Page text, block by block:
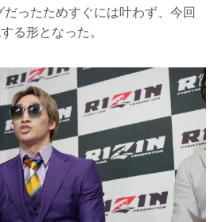
だったためすぐには叶わず、今回
る形となった。